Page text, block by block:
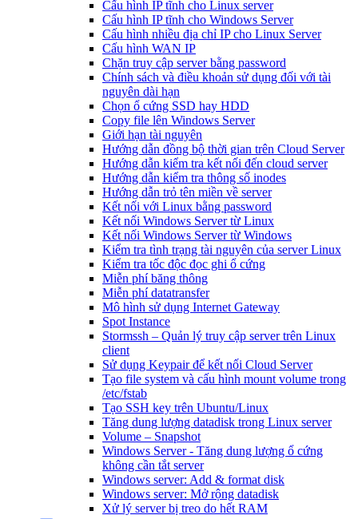
Cấu hình IP tĩnh cho Linux server
Cấu hình IP tĩnh cho Windows Server
Cấu hình nhiều địa chỉ IP cho Linux Server
Cấu hình WAN IP
Chặn truy cập server bằng password
Chính sách và điều khoản sử dụng đối với tài
nguyên dài hạn
Chọn ổ cứng SSD hay HDD
Copy file lên Windows Server
Giới hạn tài nguyên
Hướng dẫn đồng bộ thời gian trên Cloud Server
Hướng dẫn kiểm tra kết nối đến cloud server
Hướng dẫn kiểm tra thông số inodes
Hướng dẫn trỏ tên miền về server
Kết nối với Linux bằng password
Kết nối Windows Server từ Linux
Kết nối Windows Server từ Windows
Kiểm tra tình trạng tài nguyên của server Linux
Kiểm tra tốc độc đọc ghi ổ cứng
Miễn phí băng thông
Miễn phí datatransfer
Mô hình sử dụng Internet Gateway
Spot Instance
Stormssh – Quản lý truy cập server trên Linux
client
Sử dụng Keypair để kết nối Cloud Server
Tạo file system và cấu hình mount volume trong
/etc/fstab
Tạo SSH key trên Ubuntu/Linux
Tăng dung lượng datadisk trong Linux server
Volume – Snapshot
Windows Server - Tăng dung lượng ổ cứng
không cần tắt server
Windows server: Add & format disk
Windows server: Mở rộng datadisk
Xử lý server bị treo do hết RAM